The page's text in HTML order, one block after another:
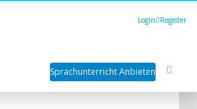
Login Register
Sprachunterricht Anbieten